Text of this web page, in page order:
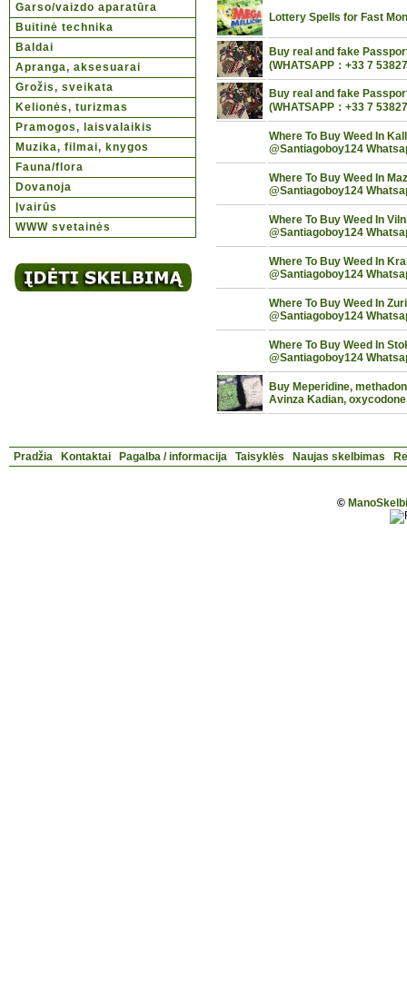
Garso/vaizdo aparatūra
Buitinė technika
Baldai
Apranga, aksesuarai
Grožis, sveikata
Kelionės, turizmas
Pramogos, laisvalaikis
Muzika, filmai, knygos
Fauna/flora
Dovanoja
Įvairūs
WWW svetainės
Lottery Spells for Fast
Buy real and fake
(WHATSAPP：+33 7
Buy real and fake
(WHATSAPP：+33 7
Where To Buy Weed In
@Santiagoboy124
Where To Buy Weed In
@Santiagoboy124
Where To Buy Weed In
@Santiagoboy124
Where To Buy Weed In
@Santiagoboy124
Where To Buy Weed In
@Santiagoboy124
Where To Buy Weed In
@Santiagoboy124
Buy Meperidine,
Avinza Kadian,
Pradžia Kontaktai Pagalba / informacija Taisyklės Naujas skelbimas
©